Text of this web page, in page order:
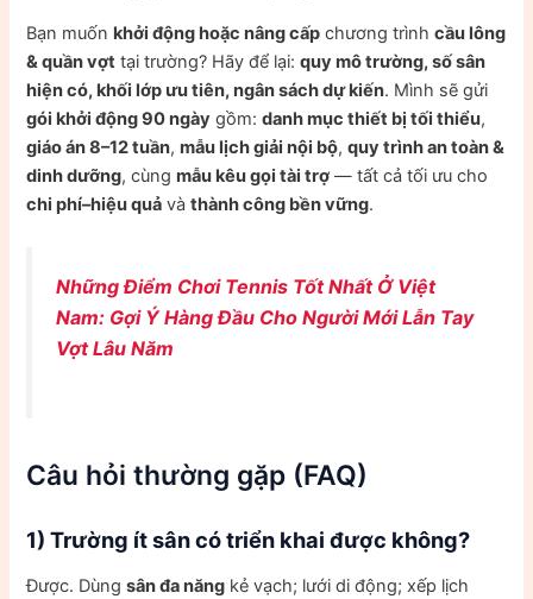
Bạn muốn khởi động hoặc nâng cấp chương trìnhcầu lông
& quần vợt tại trường? Hãy để lại:quy mô trường, số sân
hiện có, khối lớp ưu tiên, ngân sách dự kiến. Mình sẽ gửi
gói khởi động 90 ngày gồm:danh mục thiết bị tối thiểu,
giáo án 8–12 tuần,mẫu lịch giải nội bộ,quy trình an toàn &
dinh dưỡng, cùngmẫu kêu gọi tài trợ — tất cả tối ưu cho
chi phí–hiệu quả vàthành công bền vững.
Những Điểm Chơi Tennis Tốt Nhất Ở Việt
Nam: Gợi Ý Hàng Đầu Cho Người Mới Lẫn Tay
Vợt Lâu Năm
Câu hỏi thường gặp (FAQ)
1) Trường ít sân có triển khai được không?
Được. Dùngsân đa năng kẻ vạch; lưới di động; xếp lịch